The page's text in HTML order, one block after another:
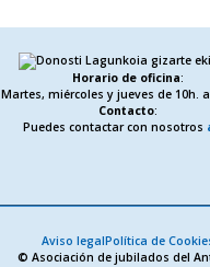
Horario de oficina:
Martes, miércoles y jueves de 10h.
Contacto:
Puedes contactar con nosotros
© Asociación de jubilados del
Aviso legalPolítica de